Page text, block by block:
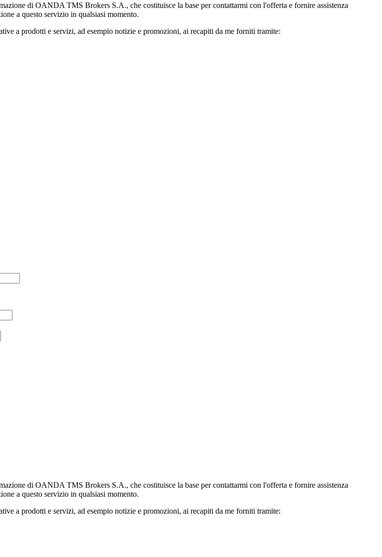
di OANDA TMS Brokers S.A., che costituisce la base per contattarmi con l'offerta e fornire assistenza
a questo servizio in qualsiasi momento.
a prodotti e servizi, ad esempio notizie e promozioni, ai recapiti da me forniti tramite:
di OANDA TMS Brokers S.A., che costituisce la base per contattarmi con l'offerta e fornire assistenza
a questo servizio in qualsiasi momento.
a prodotti e servizi, ad esempio notizie e promozioni, ai recapiti da me forniti tramite: